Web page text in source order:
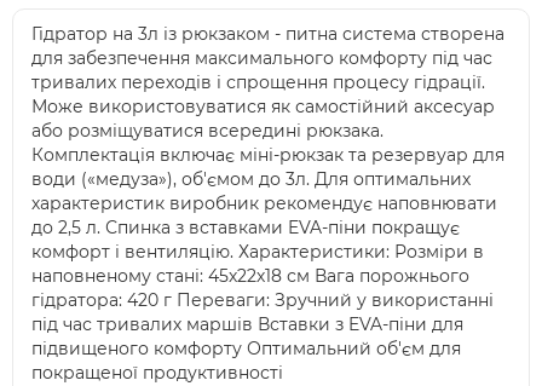
Гідратор на 3л із рюкзаком - питна система створена
для забезпечення максимального комфорту під час
тривалих переходів і спрощення процесу гідрації.
Може використовуватися як самостійний аксесуар
або розміщуватися всередині рюкзака.
Комплектація включає міні-рюкзак та резервуар для
води («медуза»), об'ємом до 3л. Для оптимальних
характеристик виробник рекомендує наповнювати
до 2,5 л. Спинка з вставками EVA-піни покращує
комфорт і вентиляцію. Характеристики: Розміри в
наповненому стані: 45х22х18 см Вага порожнього
гідратора: 420 г Переваги: Зручний у використанні
під час тривалих маршів Вставки з EVA-піни для
підвищеного комфорту Оптимальний об'єм для
покращеної продуктивності